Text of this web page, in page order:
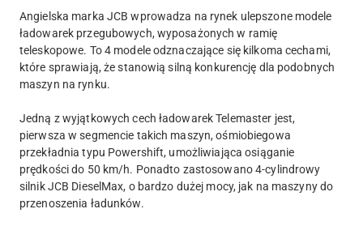
Angielska marka JCB wprowadza na rynek ulepszone modele
ładowarek przegubowych, wyposażonych w ramię
teleskopowe. To 4 modele odznaczające się kilkoma cechami,
które sprawiają, że stanowią silną konkurencję dla podobnych
maszyn na rynku.
Jedną z wyjątkowych cech ładowarek Telemaster jest,
pierwsza w segmencie takich maszyn, ośmiobiegowa
przekładnia typu Powershift, umożliwiająca osiąganie
prędkości do 50 km/h. Ponadto zastosowano 4-cylindrowy
silnik JCB DieselMax, o bardzo dużej mocy, jak na maszyny do
przenoszenia ładunków.